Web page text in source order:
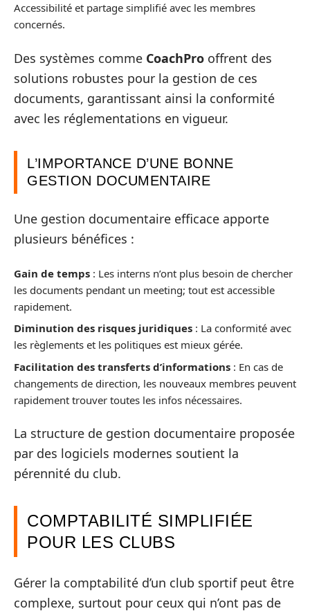
Accessibilité et partage simplifié avec les membres
concernés.
Des systèmes comme CoachPro offrent des
solutions robustes pour la gestion de ces
documents, garantissant ainsi la conformité
avec les réglementations en vigueur.
L’IMPORTANCE D’UNE BONNE
GESTION DOCUMENTAIRE
Une gestion documentaire efficace apporte
plusieurs bénéfices :
Gain de temps : Les interns n’ont plus besoin de chercher
les documents pendant un meeting; tout est accessible
rapidement.
Diminution des risques juridiques : La conformité avec
les règlements et les politiques est mieux gérée.
Facilitation des transferts d’informations : En cas de
changements de direction, les nouveaux membres peuvent
rapidement trouver toutes les infos nécessaires.
La structure de gestion documentaire proposée
par des logiciels modernes soutient la
pérennité du club.
COMPTABILITÉ SIMPLIFIÉE
POUR LES CLUBS
Gérer la comptabilité d’un club sportif peut être
complexe, surtout pour ceux qui n’ont pas de